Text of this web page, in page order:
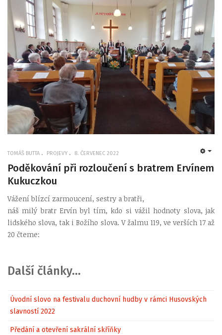
TOMÁŠ BUTTA PROJEVY 8. ČERVENEC 2022
Poděkování při rozloučení s bratrem Ervínem
Kukuczkou
Vážení blízcí zarmoucení, sestry a bratři,
náš milý bratr Ervín byl tím, kdo si vážil hodnoty slova, jak
lidského slova, tak i Božího slova. V žalmu 119, ve verších 17 až
20 čteme:
Další články...
Úvodní slovo na festivalu duchovní hudby v rámci Husovských
slavností 2022
Předání a otevření sakrální skříňky